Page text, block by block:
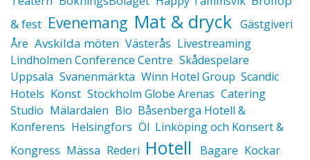
& fest Evenemang Mat & dryck Gästgiveri
Åre Avskilda möten Västerås Livestreaming
Lindholmen Conference Centre Skådespelare
Uppsala Svanenmärkta Winn Hotel Group Scandic
Hotels Konst Stockholm Globe Arenas Catering
Studio Mälardalen Bio Båsenberga Hotell &
Konferens Helsingfors Öl Linköping och Konsert &
Kongress Mässa Rederi Hotell Bagare Kockar